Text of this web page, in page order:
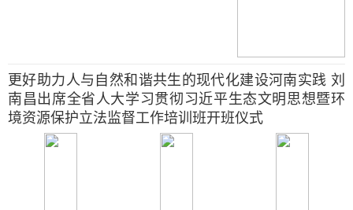
更好助力人与自然和谐共生的现代化建设河南实践 刘
南昌出席全省人大学习贯彻习近平生态文明思想暨环
境资源保护立法监督工作培训班开班仪式